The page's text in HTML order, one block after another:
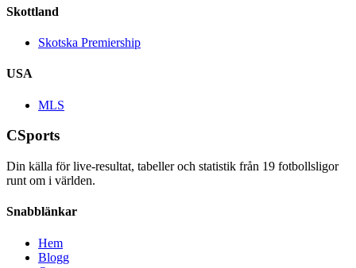
Skottland
Skotska Premiership
USA
MLS
CSports
Din källa för live-resultat, tabeller och statistik från 19 fotbollsligor
runt om i världen.
Snabblänkar
Hem
Blogg